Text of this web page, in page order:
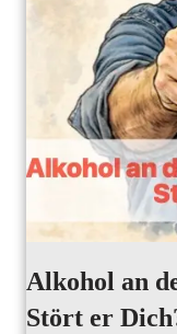
Alkohol an
Stört er